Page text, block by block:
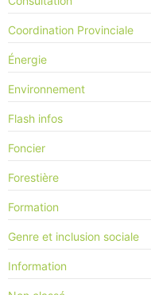
Coordination Provinciale
Énergie
Environnement
Flash infos
Foncier
Forestière
Formation
Genre et inclusion sociale
Information